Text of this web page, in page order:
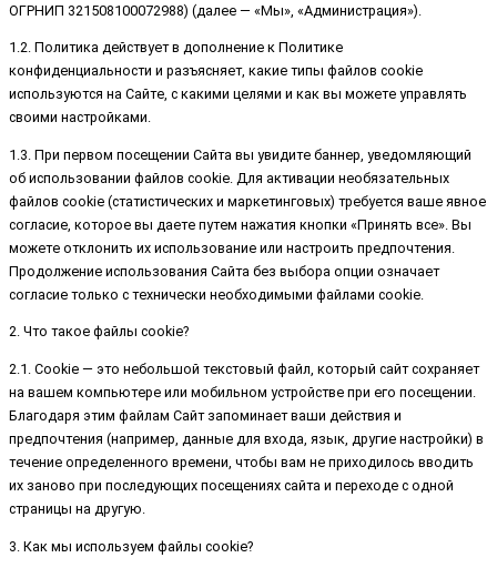
ОГРНИП 321508100072988) (далее — «Мы», «Администрация»).
1.2. Политика действует в дополнение к Политике
конфиденциальности и разъясняет, какие типы файлов cookie
используются на Сайте, с какими целями и как вы можете управлять
своими настройками.
1.3. При первом посещении Сайта вы увидите баннер, уведомляющий
об использовании файлов cookie. Для активации необязательных
файлов cookie (статистических и маркетинговых) требуется ваше явное
согласие, которое вы даете путем нажатия кнопки «Принять все». Вы
можете отклонить их использование или настроить предпочтения.
Продолжение использования Сайта без выбора опции означает
согласие только с технически необходимыми файлами cookie.
2. Что такое файлы cookie?
2.1. Cookie — это небольшой текстовый файл, который сайт сохраняет
на вашем компьютере или мобильном устройстве при его посещении.
Благодаря этим файлам Сайт запоминает ваши действия и
предпочтения (например, данные для входа, язык, другие настройки) в
течение определенного времени, чтобы вам не приходилось вводить
их заново при последующих посещениях сайта и переходе с одной
страницы на другую.
3. Как мы используем файлы cookie?